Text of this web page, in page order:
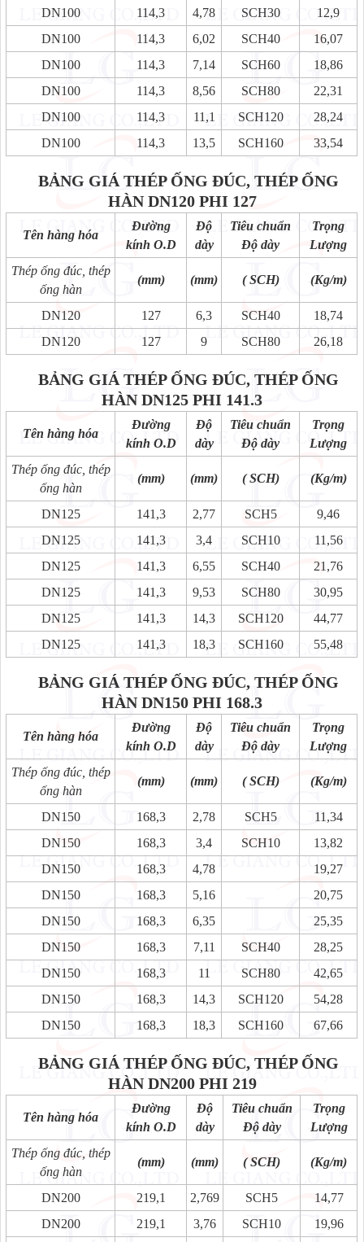
DN100 114,3 4,78 SCH30
12,9
DN100
114,3 6,02 SCH40
16,07
DN100
114,3 7,14 SCH60
18,86
DN100
114,3 8,56 SCH80
22,31
DN100
114,3 11,1 SCH120
28,24
DN100
114,3 13,5 SCH160 33,54
BẢNG GIÁ THÉP ỐNG ĐÚC, THÉP ỐNG
HÀN DN120 PHI 127
Tên hàng hóa
Đường
kính O.D
Độ
dày
Tiêu chuẩn
Độ dày
Trọng
Lượng
Thép ống đúc, thép
ống hàn
(mm) (mm) ( SCH) (Kg/m)
DN120 127 6,3 SCH40
18,74
DN120
127 9 SCH80 26,18
BẢNG GIÁ THÉP ỐNG ĐÚC, THÉP ỐNG
HÀN DN125 PHI 141.3
Tên hàng hóa
Đường
kính O.D
Độ
dày
Tiêu chuẩn
Độ dày
Trọng
Lượng
Thép ống đúc, thép
ống hàn
(mm) (mm) ( SCH) (Kg/m)
DN125 141,3 2,77 SCH5
9,46
DN125
141,3 3,4 SCH10
11,56
DN125
141,3 6,55 SCH40
21,76
DN125
141,3 9,53 SCH80
30,95
DN125
141,3 14,3 SCH120
44,77
DN125
141,3 18,3 SCH160 55,48
BẢNG GIÁ THÉP ỐNG ĐÚC, THÉP ỐNG
HÀN DN150 PHI 168.3
Tên hàng hóa
Đường
kính O.D
Độ
dày
Tiêu chuẩn
Độ dày
Trọng
Lượng
Thép ống đúc, thép
ống hàn
(mm) (mm) ( SCH) (Kg/m)
DN150 168,3 2,78 SCH5
11,34
DN150
168,3 3,4 SCH10
13,82
DN150
168,3 4,78
19,27
DN150
168,3 5,16
20,75
DN150
168,3 6,35
25,35
DN150
168,3 7,11 SCH40
28,25
DN150
168,3 11 SCH80
42,65
DN150
168,3 14,3 SCH120
54,28
DN150
168,3 18,3 SCH160 67,66
BẢNG GIÁ THÉP ỐNG ĐÚC, THÉP ỐNG
HÀN DN200 PHI 219
Tên hàng hóa
Đường
kính O.D
Độ
dày
Tiêu chuẩn
Độ dày
Trọng
Lượng
Thép ống đúc, thép
ống hàn
(mm) (mm) ( SCH) (Kg/m)
DN200 219,1 2,769 SCH5
14,77
DN200
219,1 3,76 SCH10
19,96